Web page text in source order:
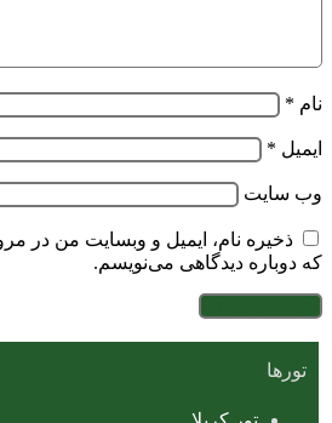
نام *
ایمیل *
وب‌ سایت
ذخیره نام، ایمیل و وبسایت من در
که دوباره دیدگاهی می‌نویسم.
تورها